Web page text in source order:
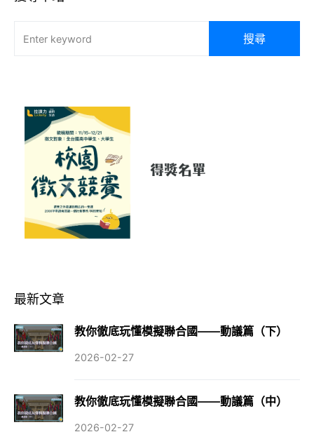
搜尋
最新文章
教你徹底玩懂模擬聯合國——動議篇（下）
2026-02-27
教你徹底玩懂模擬聯合國——動議篇（中）
2026-02-27